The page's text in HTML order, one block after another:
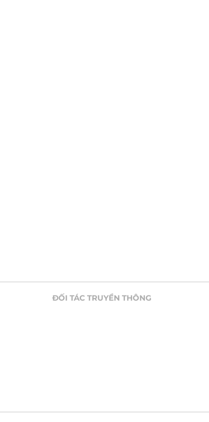
ĐỐI TÁC TRUYỀN THÔNG